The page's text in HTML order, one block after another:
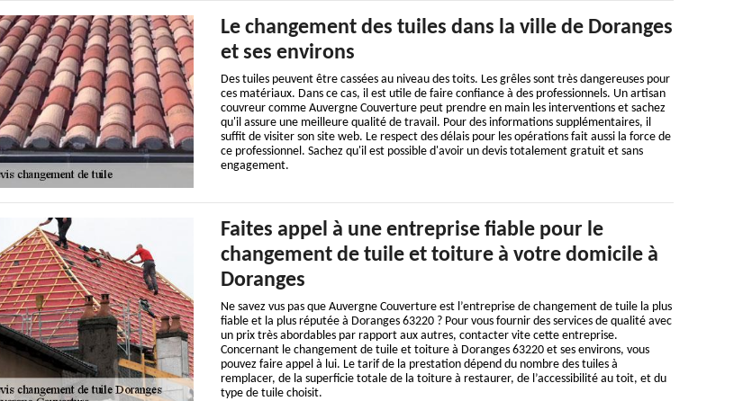
Le changement des tuiles dans la ville de Doranges
et ses environs
Des tuiles peuvent être cassées au niveau des toits. Les grêles sont très dangereuses pour
ces matériaux. Dans ce cas, il est utile de faire confiance à des professionnels. Un artisan
couvreur comme Auvergne Couverture peut prendre en main les interventions et sachez
qu'il assure une meilleure qualité de travail. Pour des informations supplémentaires, il
suffit de visiter son site web. Le respect des délais pour les opérations fait aussi la force de
ce professionnel. Sachez qu'il est possible d'avoir un devis totalement gratuit et sans
engagement.
Faites appel à une entreprise fiable pour le
changement de tuile et toiture à votre domicile à
Doranges
Ne savez vus pas que Auvergne Couverture est l’entreprise de changement de tuile la plus
fiable et la plus réputée à Doranges 63220 ? Pour vous fournir des services de qualité avec
un prix très abordables par rapport aux autres, contacter vite cette entreprise.
Concernant le changement de tuile et toiture à Doranges 63220 et ses environs, vous
pouvez faire appel à lui. Le tarif de la prestation dépend du nombre des tuiles à
remplacer, de la superficie totale de la toiture à restaurer, de l’accessibilité au toit, et du
type de tuile choisit.